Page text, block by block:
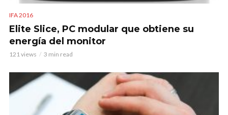
IFA 2016
Elite Slice, PC modular que obtiene su
energía del monitor
121 views 3 min read